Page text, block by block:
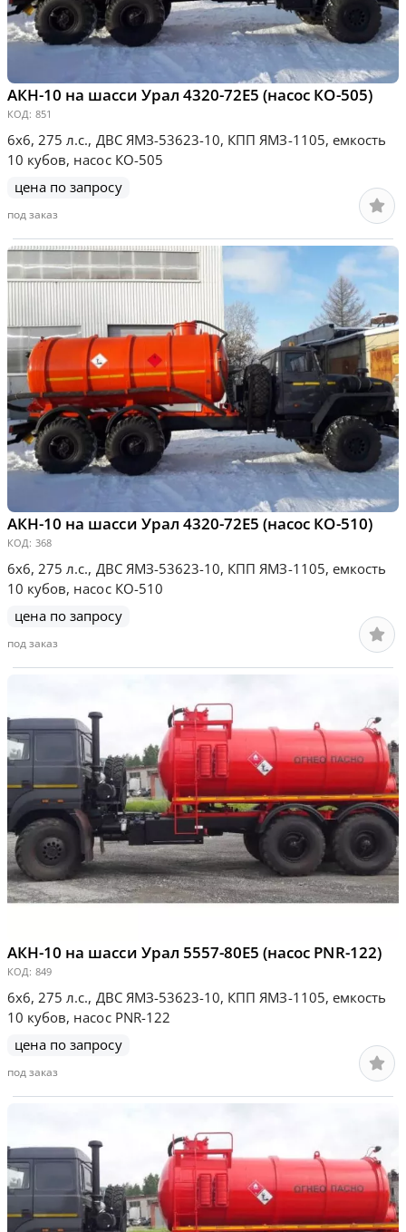
АКН-10 на шасси Урал 4320-72Е5 (насос КО-505)
КОД: 851
6х6, 275 л.с., ДВС ЯМЗ-53623-10, КПП ЯМЗ-1105, емкость
10 кубов, насос КО-505
цена по запросу
под заказ
АКН-10 на шасси Урал 4320-72Е5 (насос КО-510)
КОД: 368
6х6, 275 л.с., ДВС ЯМЗ-53623-10, КПП ЯМЗ-1105, емкость
10 кубов, насос КО-510
цена по запросу
под заказ
АКН-10 на шасси Урал 5557-80Е5 (насос PNR-122)
КОД: 849
6х6, 275 л.с., ДВС ЯМЗ-53623-10, КПП ЯМЗ-1105, емкость
10 кубов, насос PNR-122
цена по запросу
под заказ